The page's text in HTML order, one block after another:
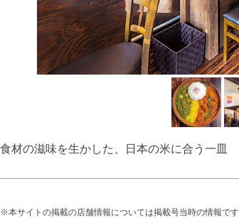
食材の滋味を生かした、日本の米に合う一皿
※本サイトの掲載の店舗情報については掲載号当時の情報で